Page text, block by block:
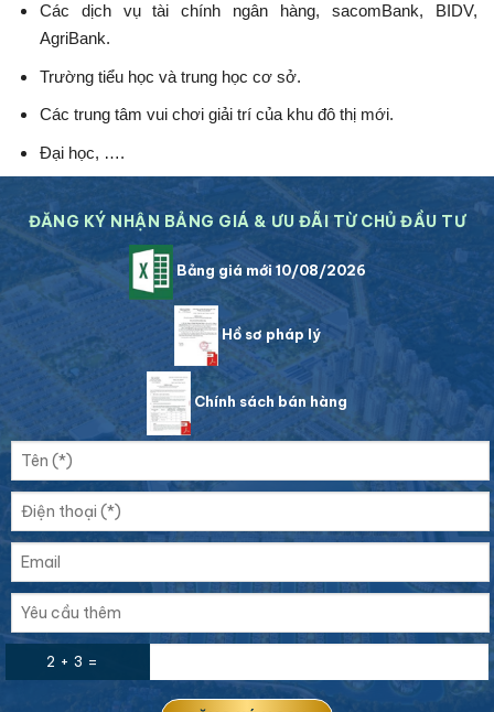
Các dịch vụ tài chính ngân hàng, sacomBank, BIDV,
AgriBank.
Trường tiểu học và trung học cơ sở.
Các trung tâm vui chơi giải trí của khu đô thị mới.
Đại học, ….
ĐĂNG KÝ NHẬN BẢNG GIÁ & ƯU ĐÃI TỪ CHỦ ĐẦU TƯ
Bảng giá mới 10/08/2026
Hồ sơ pháp lý
Chính sách bán hàng
2 + 3 =